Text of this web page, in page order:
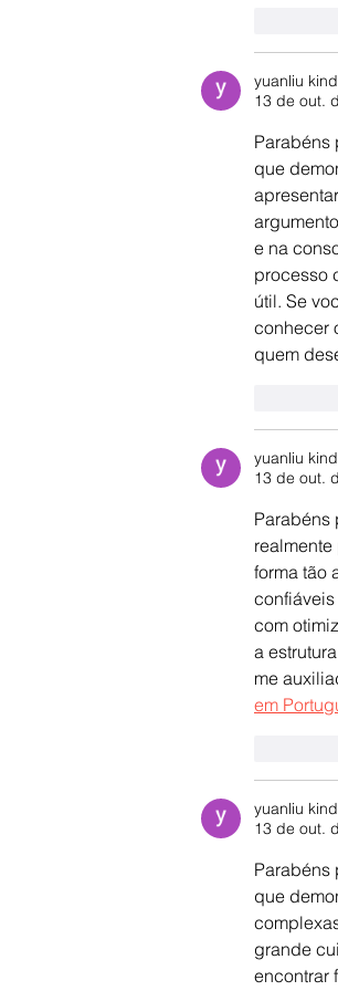
yuanliu kind
13 de out.
Parabéns
que
e na
processo
útil. Se
conhecer
quem
yuanliu kind
13 de out.
Parabéns
forma tão
com
a
me
em
yuanliu kind
13 de out.
Parabéns
que
grande
encontrar